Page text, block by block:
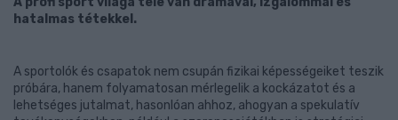
hatalmas tétekkel.
A sportolók és csapatok nem csupán fizikai képességeiket teszik
próbára, hanem folyamatosan mérlegelik a kockázatot és a
lehetséges jutalmat, hasonlóan ahhoz, ahogyan a spekulatív